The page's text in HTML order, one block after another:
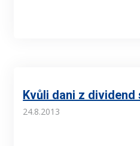
Kvůli dani z
24.8.2013